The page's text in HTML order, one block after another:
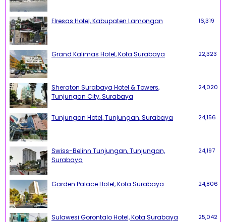
Elresas Hotel, Kabupaten Lamongan 16,319
Grand Kalimas Hotel, Kota Surabaya 22,323
Sheraton Surabaya Hotel & Towers,
Tunjungan City, Surabaya
24,020
Tunjungan Hotel, Tunjungan, Surabaya 24,156
Swiss-Belinn Tunjungan, Tunjungan,
Surabaya
24,197
Garden Palace Hotel, Kota Surabaya 24,806
Sulawesi Gorontalo Hotel, Kota Surabaya 25,042